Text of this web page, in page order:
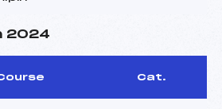
2024
Cat.